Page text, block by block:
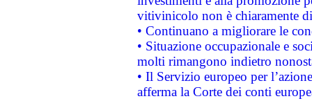
vitivinicolo non è chiaramente
• Continuano a migliorare le
• Situazione occupazionale e
molti rimangono indietro
• Il Servizio europeo per
afferma la Corte dei conti